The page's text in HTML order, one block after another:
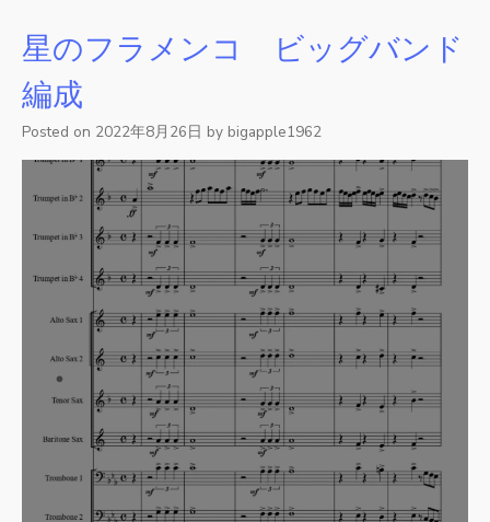
星のフラメンコ ビッグバンド
編成
Posted on 2022年8月26日 by bigapple1962
・